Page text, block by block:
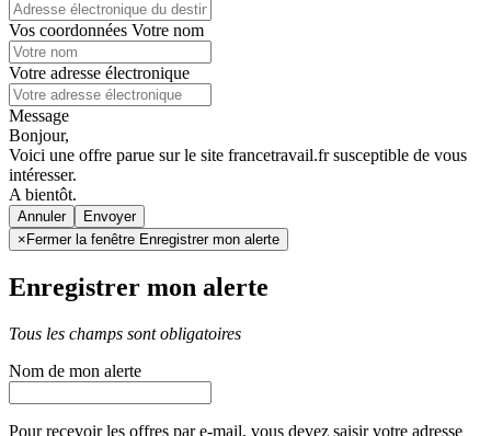
Vos coordonnées Votre nom
Votre adresse électronique
Message
Bonjour,
Voici une offre parue sur le site francetravail.fr susceptible de vous
intéresser.
A bientôt.
Annuler
× Fermer la fenêtre Enregistrer mon alerte
Enregistrer mon alerte
Tous les champs sont obligatoires
Nom de mon alerte
Pour recevoir les offres par e-mail, vous devez saisir votre adresse